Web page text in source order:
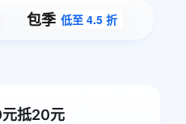
包季 低至 4.5 折
抵20元